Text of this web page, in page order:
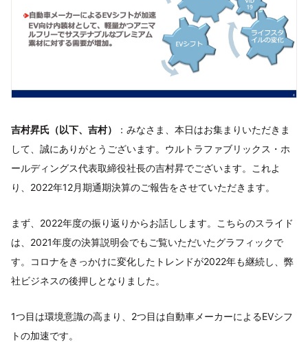
吉村昇氏（以下、吉村）
：みなさま、本日はお集まりいただきま
して、誠にありがとうございます。ウルトラファブリックス・ホ
ールディングス代表取締役社長の吉村昇でございます。これよ
り、2022年12月期通期決算のご報告をさせていただきます。
まず、2022年度の振り返りからお話しします。こちらのスライド
は、2021年度の決算説明会でもご覧いただいたグラフィックで
す。コロナをきっかけに変化したトレンドが2022年も継続し、弊
社ビジネスの後押しとなりました。
1つ目は環境意識の高まり、2つ目は自動車メーカーによるEVシフ
トの加速です。